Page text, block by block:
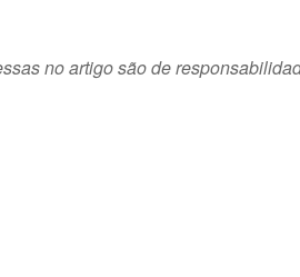
no artigo são de